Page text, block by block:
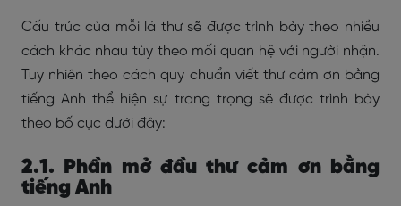
Cấu trúc của mỗi lá thư sẽ được trình bày theo nhiều
cách khác nhau tùy theo mối quan hệ với người nhận.
Tuy nhiên theo cách quy chuẩn viết thư cảm ơn bằng
tiếng Anh thể hiện sự trang trọng sẽ được trình bày
theo bố cục dưới đây:
2.1. Phần mở đầuthư cảm ơn bằng
tiếng Anh